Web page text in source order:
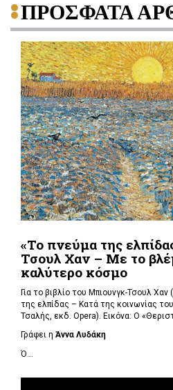
ΠΡΟΣΦΑΤΑ
«Το πνεύμα της
Τσουλ Χαν – Με το
καλύτερο κόσμο
Για το βιβλίο του Μπιουνγκ-Τσουλ Χαν (
της ελπίδας – Κατά της κοινωνίας
Τσαλής, εκδ. Opera). Εικόνα: Ο
Γράφει η Άννα Λυδάκη
Ό...